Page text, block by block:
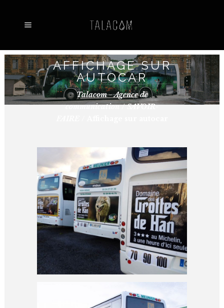
AFFICHAGE SUR
AUTOCAR
Talacom - Agence de
communication/SAVOIR-